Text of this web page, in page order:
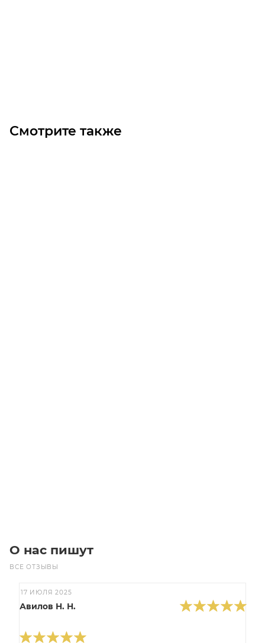
Смотрите также
О нас пишут
ВСЕ ОТЗЫВЫ
17 ИЮЛЯ 2025
Авилов Н. Н.